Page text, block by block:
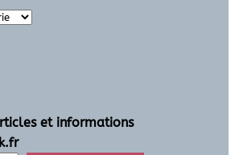
et informations